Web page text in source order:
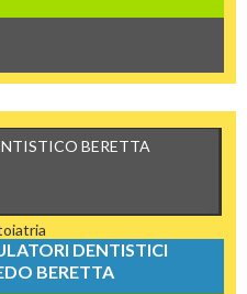
BERETTA
DENTISTICI
BERETTA